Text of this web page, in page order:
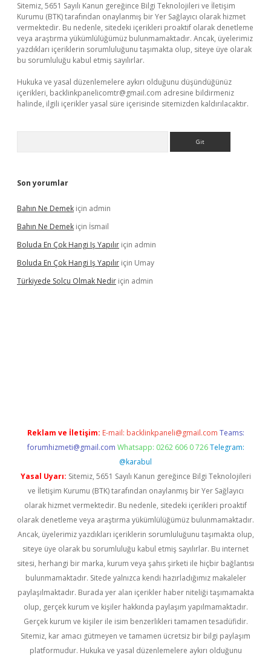
Sitemiz, 5651 Sayılı Kanun gereğince Bilgi Teknolojileri ve İletişim
Kurumu (BTK) tarafından onaylanmış bir Yer Sağlayıcı olarak hizmet
vermektedir. Bu nedenle, sitedeki içerikleri proaktif olarak denetleme
veya araştırma yükümlülüğümüz bulunmamaktadır. Ancak, üyelerimiz
yazdıkları içeriklerin sorumluluğunu taşımakta olup, siteye üye olarak
bu sorumluluğu kabul etmiş sayılırlar.
Hukuka ve yasal düzenlemelere aykırı olduğunu düşündüğünüz
içerikleri, backlinkpanelicomtr@gmail.com adresine bildirmeniz
halinde, ilgili içerikler yasal süre içerisinde sitemizden kaldırılacaktır.
Son yorumlar
Bahın Ne Demek için admin
Bahın Ne Demek için İsmail
Boluda En Çok Hangi Iş Yapılır için admin
Boluda En Çok Hangi Iş Yapılır için Umay
Türkiyede Solcu Olmak Nedir için admin
Reklam ve İletişim: E-mail: backlinkpaneli@gmail.com Teams:
forumhizmeti@gmail.com Whatsapp: 0262 606 0 726 Telegram:
@karabul
Yasal Uyarı: Sitemiz, 5651 Sayılı Kanun gereğince Bilgi Teknolojileri
ve İletişim Kurumu (BTK) tarafından onaylanmış bir Yer Sağlayıcı
olarak hizmet vermektedir. Bu nedenle, sitedeki içerikleri proaktif
olarak denetleme veya araştırma yükümlülüğümüz bulunmamaktadır.
Ancak, üyelerimiz yazdıkları içeriklerin sorumluluğunu taşımakta olup,
siteye üye olarak bu sorumluluğu kabul etmiş sayılırlar. Bu internet
sitesi, herhangi bir marka, kurum veya şahıs şirketi ile hiçbir bağlantısı
bulunmamaktadır. Sitede yalnızca kendi hazırladığımız makaleler
paylaşılmaktadır. Burada yer alan içerikler haber niteliği taşımamakta
olup, gerçek kurum ve kişiler hakkında paylaşım yapılmamaktadır.
Gerçek kurum ve kişiler ile isim benzerlikleri tamamen tesadüfidir.
Sitemiz, kar amacı gütmeyen ve tamamen ücretsiz bir bilgi paylaşım
platformudur. Hukuka ve yasal düzenlemelere aykırı olduğunu